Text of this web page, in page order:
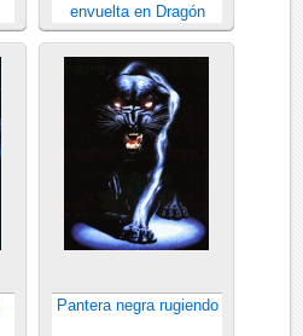
envuelta en Dragón
Pantera negra rugiendo